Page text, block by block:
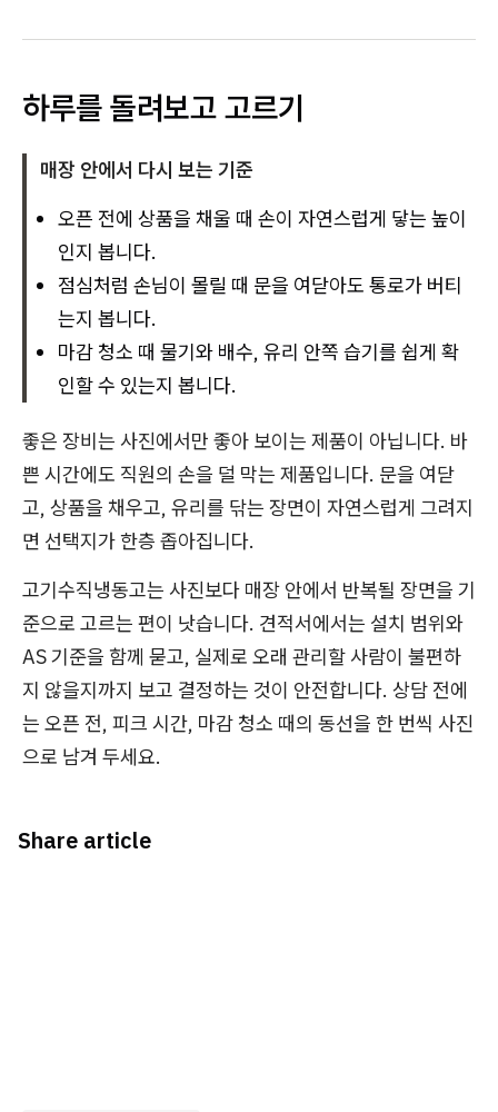
하루를 돌려보고 고르기
매장 안에서 다시 보는 기준
오픈 전에 상품을 채울 때 손이 자연스럽게 닿는 높이
인지 봅니다.
점심처럼 손님이 몰릴 때 문을 여닫아도 통로가 버티
는지 봅니다.
마감 청소 때 물기와 배수, 유리 안쪽 습기를 쉽게 확
인할 수 있는지 봅니다.
좋은 장비는 사진에서만 좋아 보이는 제품이 아닙니다. 바
쁜 시간에도 직원의 손을 덜 막는 제품입니다. 문을 여닫
고, 상품을 채우고, 유리를 닦는 장면이 자연스럽게 그려지
면 선택지가 한층 좁아집니다.
고기수직냉동고는 사진보다 매장 안에서 반복될 장면을 기
준으로 고르는 편이 낫습니다. 견적서에서는 설치 범위와
AS 기준을 함께 묻고, 실제로 오래 관리할 사람이 불편하
지 않을지까지 보고 결정하는 것이 안전합니다. 상담 전에
는 오픈 전, 피크 시간, 마감 청소 때의 동선을 한 번씩 사진
으로 남겨 두세요.
Share article